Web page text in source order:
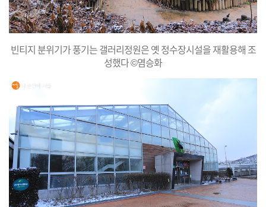
빈티지 분위기가 풍기는 갤러리정원은 옛 정수장시설을 재활용해 조
성했다 ©염승화